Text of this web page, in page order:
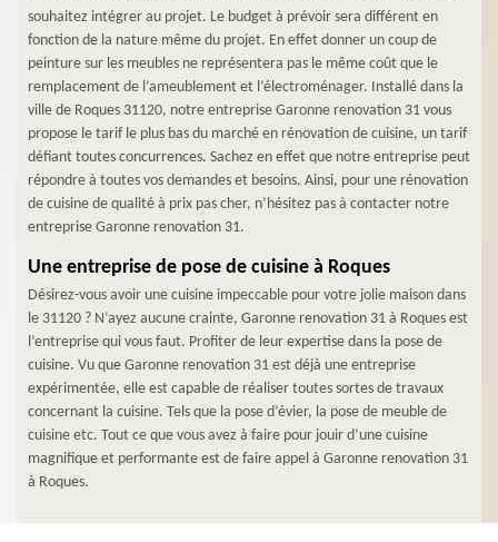
souhaitez intégrer au projet. Le budget à prévoir sera différent en
fonction de la nature même du projet. En effet donner un coup de
peinture sur les meubles ne représentera pas le même coût que le
remplacement de l’ameublement et l’électroménager. Installé dans la
ville de Roques 31120, notre entreprise Garonne renovation 31 vous
propose le tarif le plus bas du marché en rénovation de cuisine, un tarif
défiant toutes concurrences. Sachez en effet que notre entreprise peut
répondre à toutes vos demandes et besoins. Ainsi, pour une rénovation
de cuisine de qualité à prix pas cher, n’hésitez pas à contacter notre
entreprise Garonne renovation 31.
Une entreprise de pose de cuisine à Roques
Désirez-vous avoir une cuisine impeccable pour votre jolie maison dans
le 31120 ? N’ayez aucune crainte, Garonne renovation 31 à Roques est
l’entreprise qui vous faut. Profiter de leur expertise dans la pose de
cuisine. Vu que Garonne renovation 31 est déjà une entreprise
expérimentée, elle est capable de réaliser toutes sortes de travaux
concernant la cuisine. Tels que la pose d’évier, la pose de meuble de
cuisine etc. Tout ce que vous avez à faire pour jouir d’une cuisine
magnifique et performante est de faire appel à Garonne renovation 31
à Roques.